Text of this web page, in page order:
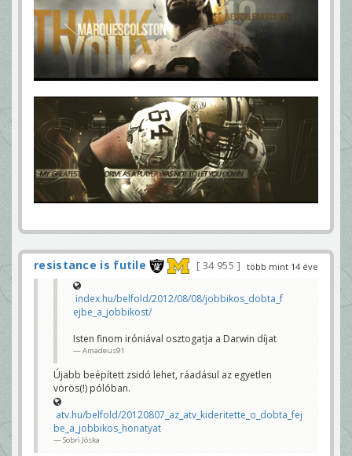
több mint 14 éve
resistance is futile 34 955
index.hu/belfold/2012/08/08/jobbikos_dobta_f
ejbe_a_jobbikost/
Isten finom iróniával osztogatja a Darwin díjat
Amadeus91
Újabb beépített zsidó lehet, ráadásul az egyetlen
vörös(!) pólóban.
atv.hu/belfold/20120807_az_atv_kideritette_o_dobta_fej
be_a_jobbikos_honatyat
Sobri Jóska